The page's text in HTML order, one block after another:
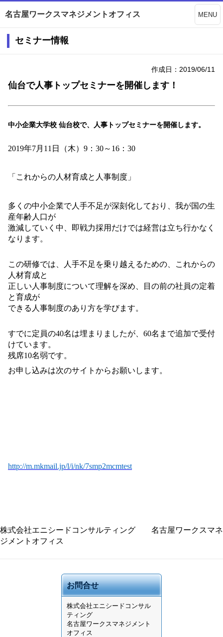
名古屋ワークスマネジメントオフィス MENU
セミナー情報
作成日：2019/06/11
仙台で人事トップセミナーを開催します！
中小企業大学校 仙台校で、人事トップセミナーを開催します。
2019年7月 11 日（木） 9 ： 30～ 16 ： 30
「これからの人材育成と人事制度」
多くの中小企業で人手不足が深刻化しており、 我が国の生
産年齢人口が
激減していく中、即戦力採用だけでは経営は立ち行かなく
なります。
この研修では、人手不足を乗り越えるための、
これからの
人材育成と
正しい人事制度について理解を深め、目の前の社員の定着
と育成が
でき る人事制度のあり方を学びます。
すでに定員の40名は埋まりましたが、 60名ま で追加で受付
けています。
残席10名弱です。
お申し込みは次のサイトからお願いします。
http://m.mkmail.jp/l/i/nk/7smp2mcmtest
株式会社エニシードコンサルティング 名古屋ワークスマネ
ジメントオフィス
お問合せ
株式会社エニシードコンサル
ティング
名古屋ワークスマネジメント
オフィス